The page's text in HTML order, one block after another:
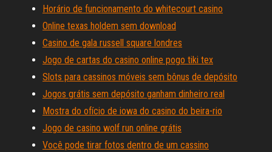
Horário de funcionamento do whitecourt casino
Online texas holdem sem download
Casino de gala russell square londres
Jogo de cartas do casino online pogo tiki tex
Slots para cassinos móveis sem bônus de depósito
Jogos grátis sem depósito ganham dinheiro real
Mostra do ofício de iowa do casino do beira-rio
Jogo de casino wolf run online grátis
Você pode tirar fotos dentro de um cassino